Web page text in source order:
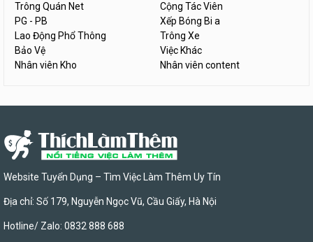
Trông Quán Net
Cộng Tác Viên
PG - PB
Xếp Bóng Bi a
Lao Động Phổ Thông
Trông Xe
Bảo Vệ
Việc Khác
Nhân viên Kho
Nhân viên content
Website Tuyển Dụng – Tìm Việc Làm Thêm Uy Tín
Địa chỉ: Số 179, Nguyễn Ngọc Vũ, Cầu Giấy, Hà Nội
Hotline/ Zalo: 0832 888 688